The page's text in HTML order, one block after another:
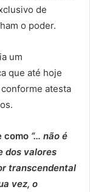
de
o poder.
um
que até hoje
atesta
como “… não é
dos valores
transcendental
vez, o